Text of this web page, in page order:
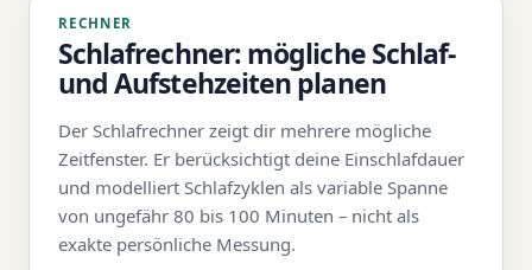
RECHNER
Schlafrechner: mögliche Schlaf-
und Aufstehzeiten planen
Der Schlafrechner zeigt dir mehrere mögliche
Zeitfenster. Er berücksichtigt deine Einschlafdauer
und modelliert Schlafzyklen als variable Spanne
von ungefähr 80 bis 100 Minuten – nicht als
exakte persönliche Messung.